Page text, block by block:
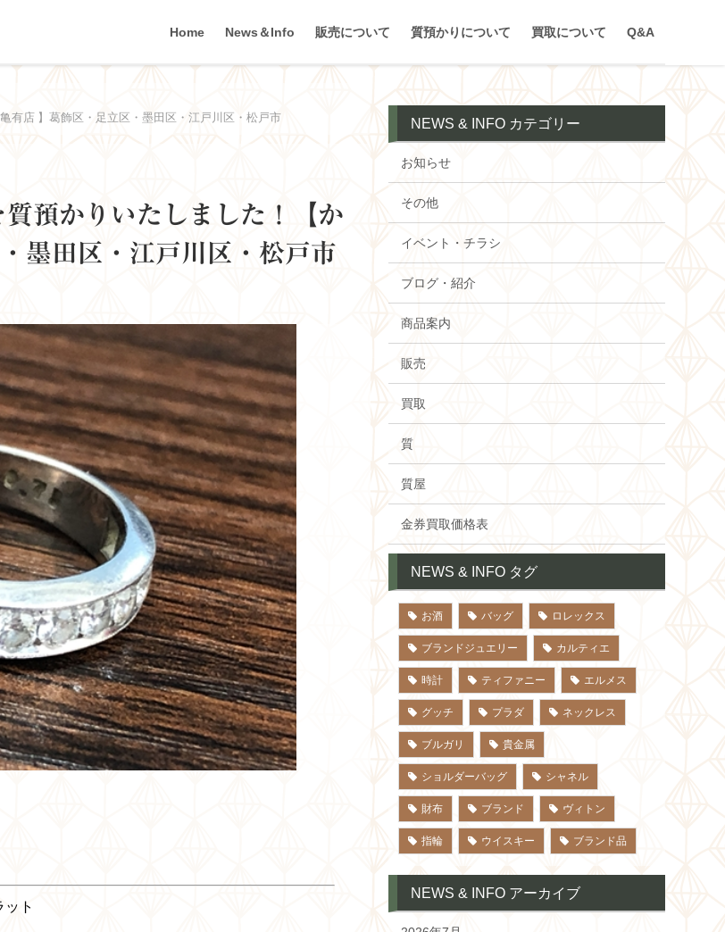
Home News＆Info 販売について 質預かりについて 買取について Q&A
有店 】葛飾区・足立区・墨田区・江戸川区・松戸市
預かりいたしました！【か
墨田区・江戸川区・松戸市
ト
NEWS & INFO カテゴリー
お知らせ
その他
イベント・チラシ
ブログ・紹介
商品案内
販売
買取
質
質屋
金券買取価格表
NEWS & INFO タグ
お酒 バッグ ロレックス
ブランドジュエリー カルティエ
時計 ティファニー エルメス
グッチ プラダ ネックレス
ブルガリ 貴金属
ショルダーバッグ シャネル
財布 ブランド ヴィトン
指輪 ウイスキー ブランド品
NEWS & INFO アーカイブ